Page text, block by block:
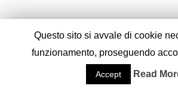
Questo sito si avvale di cookie
funzionamento, proseguendo
Accept Read